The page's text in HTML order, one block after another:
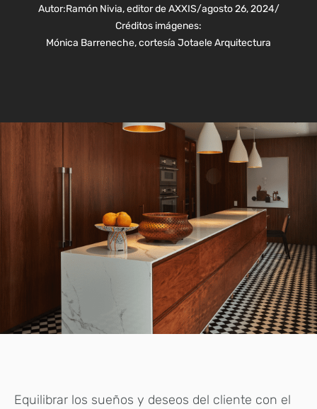
Autor:Ramón Nivia, editor de AXXIS/agosto 26, 2024/
Créditos imágenes:
Mónica Barreneche, cortesía Jotaele Arquitectura
Equilibrar los sueños y deseos del cliente con el